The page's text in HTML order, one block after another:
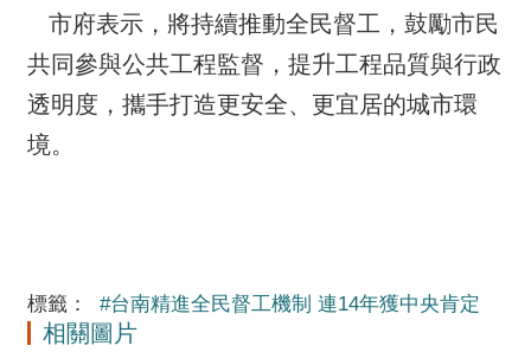
市府表示，將持續推動全民督工，鼓勵市民
共同參與公共工程監督，提升工程品質與行政
透明度，攜手打造更安全、更宜居的城市環
境。
標籤： #台南精進全民督工機制 連14年獲中央肯定
相關圖片